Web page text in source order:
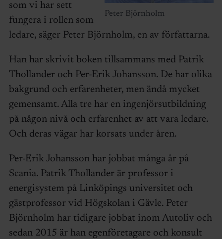
Peter Björnholm
som vi har sett
fungera i rollen som
ledare, säger Peter Björnholm, en av författarna.
Han har skrivit boken tillsammans med Patrik
Thollander och Per-Erik Johansson. De har olika
bakgrund och erfarenheter, men ändå mycket
gemensamt. Alla tre har en ingenjörsutbildning
på någon nivå och erfarenhet av att vara ledare.
Och deras vägar har korsats under åren.
Per-Erik Johansson har jobbat många år på
Scania. Patrik Thollander är professor i
energisystem på Linköpings universitet och
gästprofessor vid Högskolan i Gävle. Peter
Björnholm har tidigare jobbat inom Autoliv och
sedan 2015 är han egenföretagare och konsult